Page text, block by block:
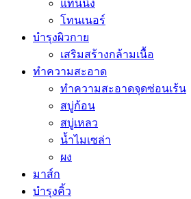
แทนนิ่ง
โทนเนอร์
บำรุงผิวกาย
เสริมสร้างกล้ามเนื้อ
ทำความสะอาด
ทำความสะอาดจุดซ่อนเร้น
สบู่ก้อน
สบู่เหลว
น้ำไมเซล่า
ผง
มาส์ก
บำรุงคิ้ว